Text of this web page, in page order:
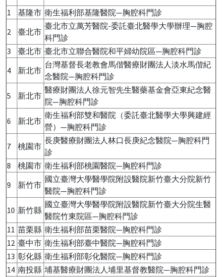
1 基隆市 衛生福利部基隆醫院—胸腔科門診
2
臺北市
臺北市立萬芳醫院-委託臺北醫學大學辦理—胸腔
科門診
3
臺北市 臺北市立聯合醫院和平婦幼院區—胸腔科門診
4
新北市
台灣基督長老教會馬偕醫療財團法人淡水馬偕紀
念醫院—胸腔科門診
5
新北市
醫療財團法人徐元智先生醫藥基金會亞東紀念醫
院—胸腔科門診
6
新北市
衛生福利部雙和醫院（委託臺北醫學大學興建經
營）—胸腔科門診
7
桃園市
長庚醫療財團法人林口長庚紀念醫院—胸腔科門
診
8
桃園市 衛生福利部桃園醫院—胸腔科門診
9
新竹市
國立臺灣大學醫學院附設醫院新竹臺大分院新竹
醫院—胸腔科門診
10 新竹縣
國立臺灣大學醫學院附設醫院新竹臺大分院生醫
醫院竹東院區—胸腔科門診
11 苗栗縣 衛生福利部苗栗醫院—胸腔科門診
12 臺中市 衛生福利部臺中醫院—胸腔科門診
13 彰化縣 衛生福利部彰化醫院—胸腔科門診
14 南投縣 埔基醫療財團法人埔里基督教醫院—胸腔科門診